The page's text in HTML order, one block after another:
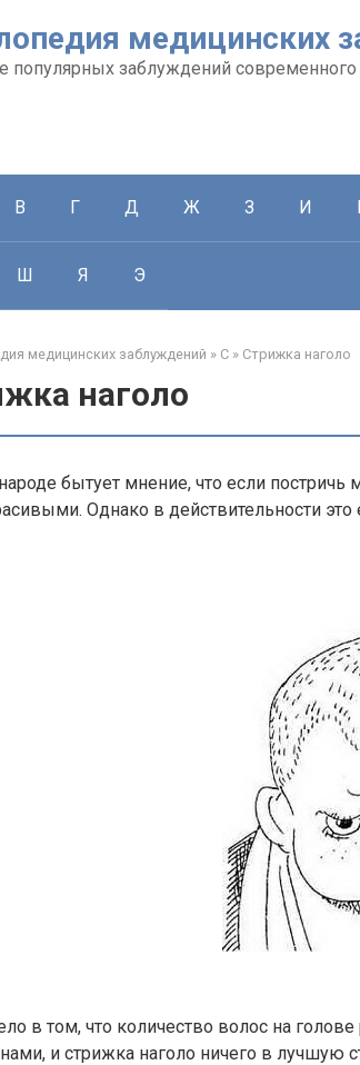
медицинских
популярных заблуждений современного
В Г Д Ж З И
Ш Я Э
медицинских заблуждений » С » Стрижка наголо
наголо
бытует мнение, что если
Однако в действительности
в том, что количество волос на
и стрижка наголо ничего в